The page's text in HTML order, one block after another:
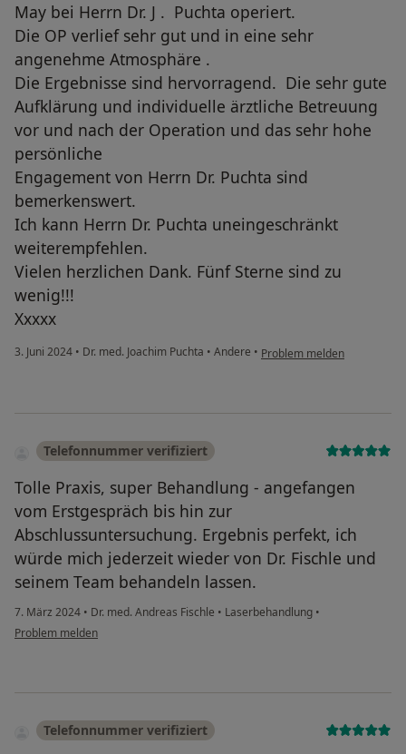
May bei Herrn Dr. J . Puchta operiert.
Die OP verlief sehr gut und in eine sehr
angenehme Atmosphäre .
Die Ergebnisse sind hervorragend. Die sehr gute
Aufklärung und individuelle ärztliche Betreuung
vor und nach der Operation und das sehr hohe
persönliche
Engagement von Herrn Dr. Puchta sind
bemerkenswert.
Ich kann Herrn Dr. Puchta uneingeschränkt
weiterempfehlen.
Vielen herzlichen Dank. Fünf Sterne sind zu
wenig!!!
Xxxxx
3. Juni 2024 • Dr. med. Joachim Puchta • Andere • Problem melden
Telefonnummer verifiziert
Tolle Praxis, super Behandlung - angefangen
vom Erstgespräch bis hin zur
Abschlussuntersuchung. Ergebnis perfekt, ich
würde mich jederzeit wieder von Dr. Fischle und
seinem Team behandeln lassen.
7. März 2024 • Dr. med. Andreas Fischle • Laserbehandlung •
Problem melden
Telefonnummer verifiziert